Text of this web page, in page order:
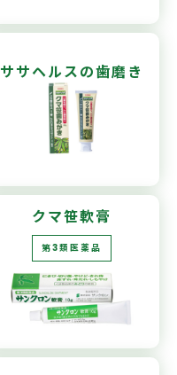
ササヘルスの歯磨き
クマ笹軟膏
第3類医薬品